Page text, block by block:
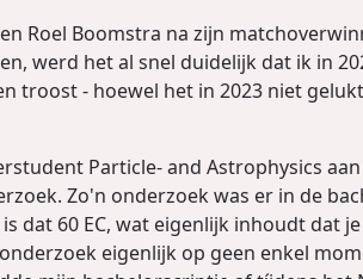
Roel Boomstra na zijn
werd het al snel duidelijk dat ik in
troost - hoewel het in 2023 niet
Particle- and Astrophysics
Zo'n onderzoek was er in de
dat 60 EC, wat eigenlijk inhoudt dat
eigenlijk op geen enkel